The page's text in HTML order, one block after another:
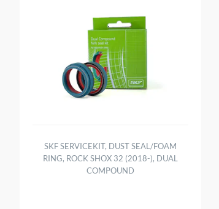
SKF SERVICEKIT, DUST SEAL/FOAM
RING, ROCK SHOX 32 (2018-), DUAL
COMPOUND